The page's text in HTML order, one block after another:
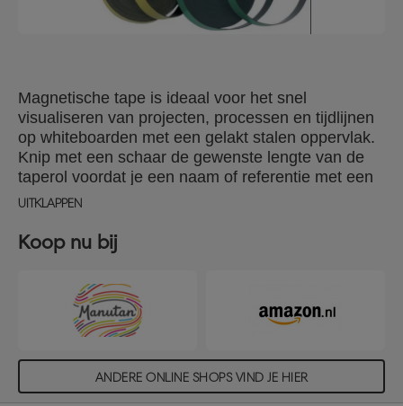
Magnetische tape is ideaal voor het snel
visualiseren van projecten, processen en tijdlijnen
op whiteboarden met een gelakt stalen oppervlak.
Knip met een schaar de gewenste lengte van de
taperol voordat je een naam of referentie met een
marker op het tape schrijft. Aantal in verpakking 4
5x2000mm.
UITKLAPPEN
Koop nu bij
ANDERE ONLINE SHOPS VIND JE HIER